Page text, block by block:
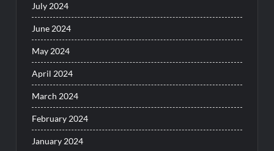
July 2024
June 2024
May 2024
April 2024
March 2024
February 2024
January 2024